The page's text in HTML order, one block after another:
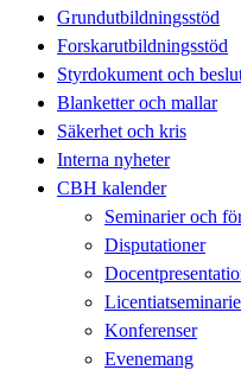
Grundutbildningsstöd
Forskarutbildningsstöd
Styrdokument och
Blanketter och mallar
Säkerhet och kris
Interna nyheter
CBH kalender
Seminarier och
Disputationer
Konferenser
Evenemang